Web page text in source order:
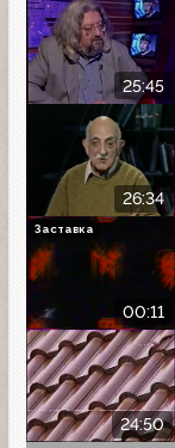
25:45
26:34
00:11
Заставка
24:50